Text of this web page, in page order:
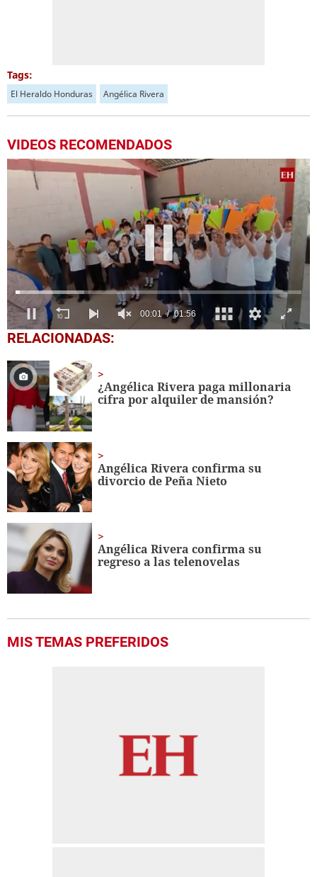
Tags:
El Heraldo Honduras Angélica Rivera
VIDEOS RECOMENDADOS
0
seconds
1
minute,
56
seconds
RELACIONADAS:
¿Angélica Rivera paga millonaria
cifra por alquiler de mansión?
Angélica Rivera confirma su
divorcio de Peña Nieto
Angélica Rivera confirma su
regreso a las telenovelas
MIS TEMAS PREFERIDOS